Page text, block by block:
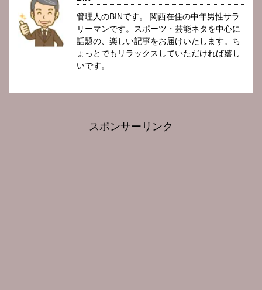
管理人のBINです。 関西在住の中年男性サラ
リーマンです。スポーツ・芸能ネタを中心に
話題の、楽しい記事をお届けいたします。ち
ょっとでもリラックスしていただければ嬉し
いです。
スポンサーリンク